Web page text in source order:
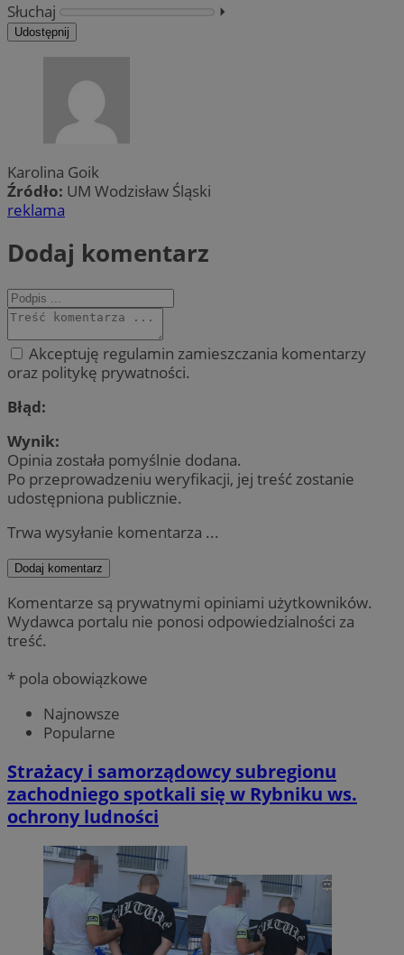
Słuchaj ⏵︎
Udostępnij
Karolina Goik
Źródło: UM Wodzisław Śląski
reklama
Dodaj komentarz
Akceptuję regulamin zamieszczania komentarzy
oraz politykę prywatności.
Błąd:
Wynik:
Opinia została pomyślnie dodana.
Po przeprowadzeniu weryfikacji, jej treść zostanie
udostępniona publicznie.
Trwa wysyłanie komentarza ...
Dodaj komentarz
Komentarze są prywatnymi opiniami użytkowników.
Wydawca portalu nie ponosi odpowiedzialności za
treść.
* pola obowiązkowe
Najnowsze
Popularne
Strażacy i samorządowcy subregionu
zachodniego spotkali się w Rybniku ws.
ochrony ludności